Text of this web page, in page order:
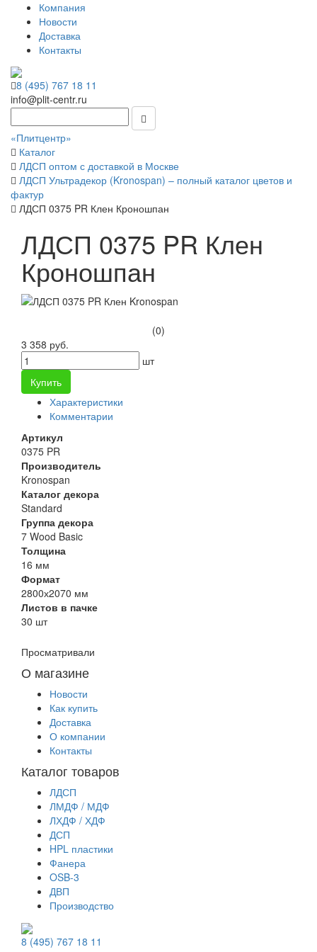
Компания
Новости
Доставка
Контакты
8 (495) 767 18 11
info@plit-centr.ru
«Плитцентр»
Каталог
ЛДСП оптом с доставкой в Москве
ЛДСП Ультрадекор (Kronospan) – полный каталог цветов и
фактур
ЛДСП 0375 PR Клен Кроношпан
ЛДСП 0375 PR Клен
Кроношпан
(0)
3 358 руб.
шт
Купить
Характеристики
Комментарии
Артикул
0375 PR
Производитель
Kronospan
Каталог декора
Standard
Группа декора
7 Wood Basic
Толщина
16 мм
Формат
2800х2070 мм
Листов в пачке
30 шт
Просматривали
О магазине
Новости
Как купить
Доставка
О компании
Контакты
Каталог товаров
ЛДСП
ЛМДФ / МДФ
ЛХДФ / ХДФ
ДСП
HPL пластики
Фанера
OSB-3
ДВП
Производство
8 (495) 767 18 11